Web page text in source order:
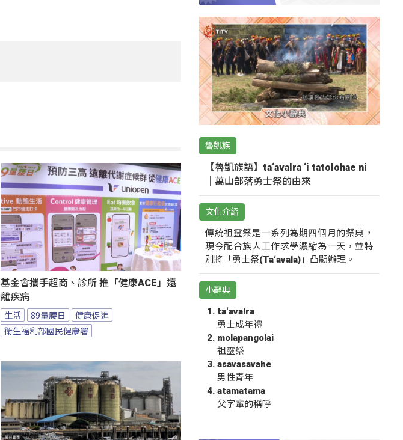
基金會攜手超商、診所 推「健康ACE」遠
離疾病
生活 89量腰日
健康促進
衛生福利部國民健康署
魯凱族
【魯凱族語】ta‘avalra ‘i tatolohae ni
｜萬山部落勇士祭的由來
文化介紹
傳統祖靈祭是一系列為期四個月的祭典，
現今配合族人工作求學濃縮為一天，並特
別將「勇士祭(Ta‘avala)」凸顯辦理。
小辭典
ta‘avalra
勇士成年禮
molapangolai
祖靈祭
asavasavahe
男性青年
atamatama
父字輩的稱呼